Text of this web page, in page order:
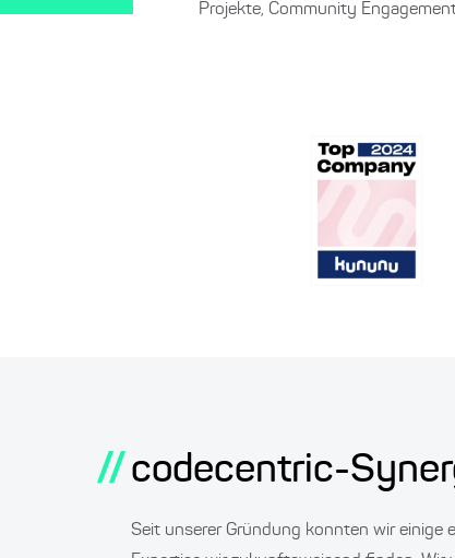
Projekte, Community
//codecentric-
Seit unserer Gründung konnten wir einige